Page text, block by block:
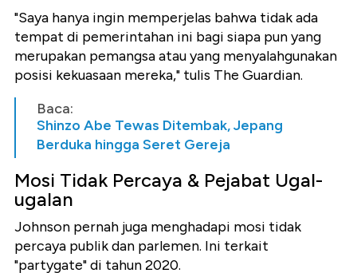
"Saya hanya ingin memperjelas bahwa tidak ada
tempat di pemerintahan ini bagi siapa pun yang
merupakan pemangsa atau yang menyalahgunakan
posisi kekuasaan mereka," tulis The Guardian.
Baca:
Shinzo Abe Tewas Ditembak, Jepang
Berduka hingga Seret Gereja
Mosi Tidak Percaya & Pejabat Ugal-
ugalan
Johnson pernah juga menghadapi mosi tidak
percaya publik dan parlemen. Ini terkait
"partygate" di tahun 2020.